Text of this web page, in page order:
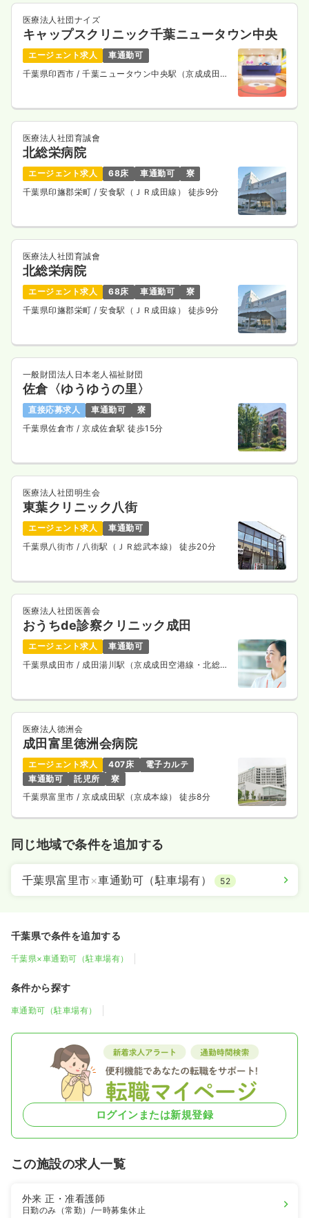
医療法人社団ナイズ
キャップスクリニック千葉ニュータウン中央
エージェント求人
車通勤可
千葉県印西市 / 千葉ニュータウン中央駅（京成成田空
医療法人社団育誠會
北総栄病院
エージェント求人 68床 車通勤可
寮
千葉県印旛郡栄町 / 安食駅（ＪＲ成田線） 徒歩9分
医療法人社団育誠會
北総栄病院
エージェント求人 68床 車通勤可
寮
千葉県印旛郡栄町 / 安食駅（ＪＲ成田線） 徒歩9分
一般財団法人日本老人福祉財団
佐倉〈ゆうゆうの里〉
直接応募求人 車通勤可
寮
千葉県佐倉市 / 京成佐倉駅 徒歩15分
医療法人社団明生会
東葉クリニック八街
エージェント求人
車通勤可
千葉県八街市 / 八街駅（ＪＲ総武本線） 徒歩20分
医療法人社団医善会
おうちde診察クリニック成田
エージェント求人
車通勤可
千葉県成田市 / 成田湯川駅（京成成田空港線・北総鉄
医療法人徳洲会
成田富里徳洲会病院
エージェント求人 407床
電子カルテ
車通勤可
託児所
寮
千葉県富里市 / 京成成田駅（京成本線） 徒歩8分
同じ地域で条件を追加する
千葉県富里市×車通勤可（駐車場有） 52
千葉県で条件を追加する
千葉県×車通勤可（駐車場有）
条件から探す
車通勤可（駐車場有）
ログインまたは新規登録
この施設の求人一覧
外来正・准看護師
日勤のみ（常勤） /一時募集休止